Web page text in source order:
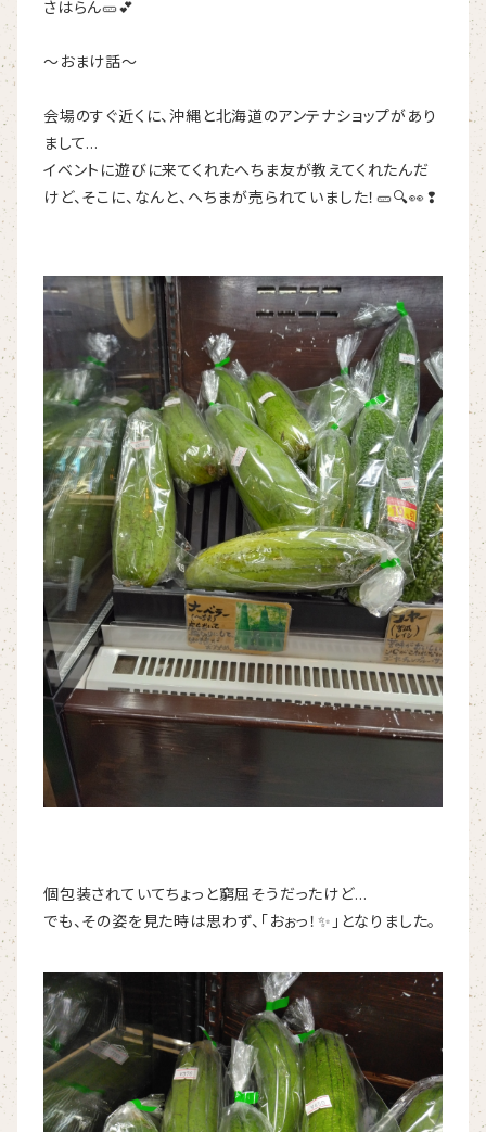
さはらん🥒💕
～おまけ話～
会場のすぐ近くに、沖縄と北海道のアンテナショップがあり
まして…
イベントに遊びに来てくれたへちま友が教えてくれたんだ
けど、そこに、なんと、へちまが売られていました！🥒🔍👀❢
個包装されていてちょっと窮屈そうだったけど…
でも、その姿を見た時は思わず、「おぉっ！✨」となりました。